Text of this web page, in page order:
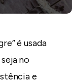
é usada
no
e